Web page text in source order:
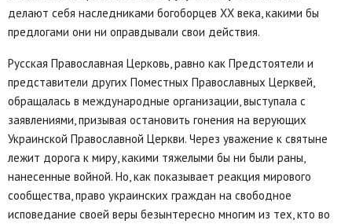
делают себя наследниками богоборцев XX века, какими бы
предлогами они ни оправдывали свои действия.
Русская Православная Церковь, равно как Предстоятели и
представители других Поместных Православных Церквей,
обращалась в международные организации, выступала с
заявлениями, призывая остановить гонения на верующих
Украинской Православной Церкви. Через уважение к святыне
лежит дорога к миру, какими тяжелыми бы ни были раны,
нанесенные войной. Но, как показывает реакция мирового
сообщества, право украинских граждан на свободное
исповедание своей веры безынтересно многим из тех, кто во